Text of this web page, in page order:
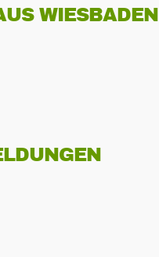
WIESBADEN